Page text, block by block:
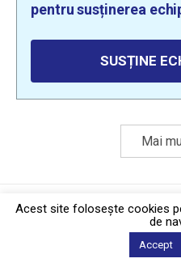
pentru susținerea
SUSȚINE
Mai
Politica de
2026 ©
Acest site foloseşte cookies
de
Accept